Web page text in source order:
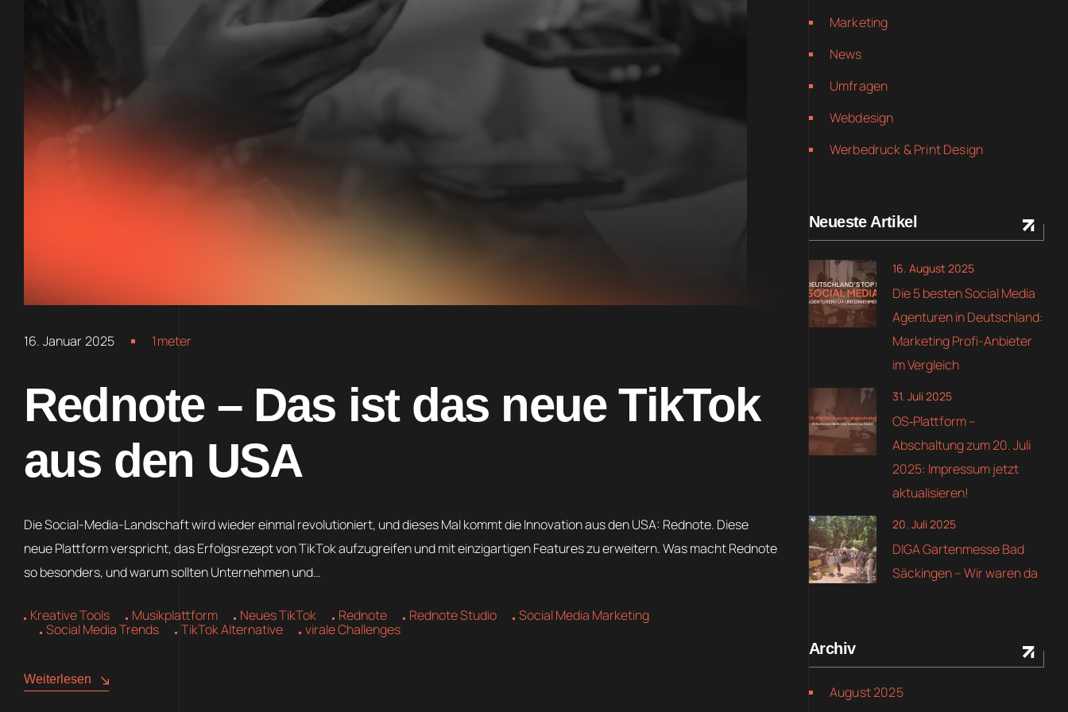
16. Januar 2025 1meter
Rednote – Das ist das neue TikTok
aus den USA
Die Social-Media-Landschaft wird wieder einmal revolutioniert, und dieses Mal kommt die Innovation aus den USA: Rednote. Diese
neue Plattform verspricht, das Erfolgsrezept von TikTok aufzugreifen und mit einzigartigen Features zu erweitern. Was macht Rednote
so besonders, und warum sollten Unternehmen und…
Kreative Tools Musikplattform Neues TikTok Rednote Rednote Studio
Social Media Marketing
Social Media Trends
TikTok Alternative virale Challenges
Weiterlesen
Marketing
News
Umfragen
Webdesign
Werbedruck & Print Design
Neueste Artikel
Die 5 besten Social Media
Agenturen in Deutschland:
Marketing Profi-Anbieter
im Vergleich
16. August 2025
OS‑Plattform –
Abschaltung zum 20. Juli
2025: Impressum jetzt
aktualisieren!
31. Juli 2025
DIGA Gartenmesse Bad
Säckingen – Wir waren da
20. Juli 2025
Archiv
August 2025